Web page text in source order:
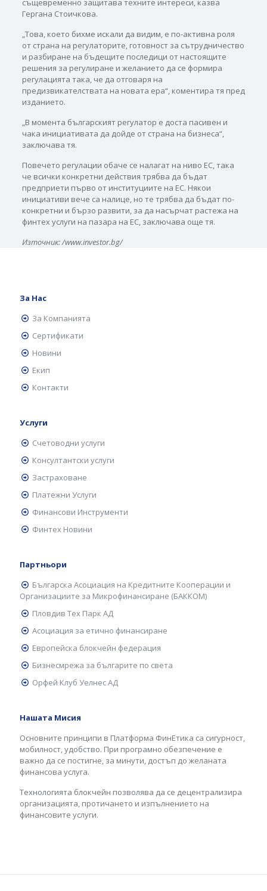
същевременно защитава техните интереси, казва
Гергана Стоичкова.
„Това, което бихме искали да видим, е по-активна роля
от страна на регулаторите, готовност за сътрудничество
и разбиране на бъдещите последици от настоящите
решения за регулиране и желанието да се формира
регулацията така, че да отговаря на
предизвикателствата на новата ера“, коментира тя пред
изданието.
„В момента българският регулатор е доста пасивен и
чака инициативата да дойде от страна на бизнеса“,
заключава тя.
Повечето регулации обаче се налагат на ниво ЕС, така
че всички конкретни действия трябва да бъдат
предприети първо от институциите на ЕС. Някои
инициативи вече са налице, но те трябва да бъдат по-
конкретни и бързо развити, за да насърчат растежа на
финтех услуги на пазара на ЕС, заключава още тя.
Източник: /www.investor.bg/
За Нас
За Компанията
Сертификати
Новини
Екип
Контакти
Услуги
Счетоводни услуги
Консултантски услуги
Застраховане
Платежни Услуги
Финансови Инструменти
Финтех Новини
Партньори
Българска Асоциация на Кредитните Кооперации и
Организациите за Микрофинансиране (БАККОМ)
Пловдив Тех Парк АД
Асоциация за етично финансиране
Европейска блокчейн федерация
Бизнесмрежа за българите по света
Орфей Клуб Уелнес АД
Нашата Мисия
Основните принципи в Платформа ФинЕтика са сигурност,
мобилност, удобство. При програмно обезпечение е
важно да се постигне, за минути, достъп до желаната
финансова услуга.
Технологията блокчейн позволява да се децентрализира
организацията, протичането и изпълнението на
финансовите услуги.